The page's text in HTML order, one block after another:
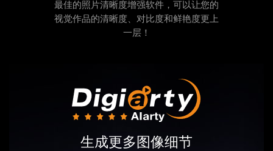
最佳的照片清晰度增强软件，可以让您的
视觉作品的清晰度、对比度和鲜艳度更上
一层！
生成更多图像细节